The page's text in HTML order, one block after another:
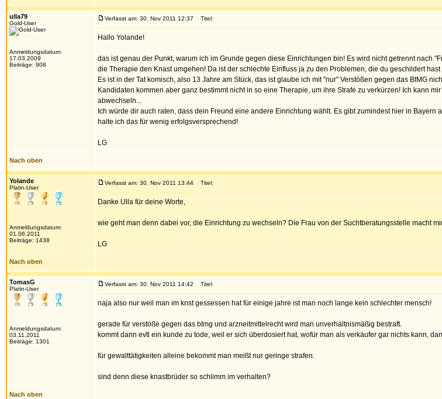
ulla79
Gold-User
Anmeldungsdatum:
17.03.2009
Beiträge: 908
Verfasst am: 30. Nov 2011 12:37 Titel:
Hallo Yolande!
das ist genau der Punkt, warum ich im Grunde gegen diese Einrichtungen bin! Es wird nicht getrennt
die Therapie den Knast umgehen! Da ist der schlechte Einfluss ja zu den Problemen, die du geschildert
Es ist in der Tat komisch, also 13 Jahre am Stück, das ist glaube ich mit "nur" Verstößen gegen das BtMG
Kandidaten kommen aber ganz bestimmt nicht in so eine Therapie, um ihre Strafe zu verkürzen! Ich kann
abwechseln...
Ich würde dir auch raten, dass dein Freund eine andere Einrichtung wählt. Es gibt zumindest hier in
halte ich das für wenig erfolgsversprechend!
LG
Nach oben
Yolande
Platin-User
Anmeldungsdatum:
01.06.2011
Beiträge: 1438
Verfasst am: 30. Nov 2011 13:44 Titel:
Danke Ulla für deine Worte,
wie geht man denn dabei vor, die Einrichtung zu wechseln? Die Frau von der Suchtberatungsstelle macht
LG
Nach oben
TomasG
Platin-User
Anmeldungsdatum:
03.11.2011
Beiträge: 1301
Verfasst am: 30. Nov 2011 14:42 Titel:
naja also nur weil man im knst gessessen hat für einige jahre ist man noch lange kein schlechter mensch!
gerade für verstöße gegen das btmg und arzneitmittelrecht wird man unverhältnismäßig bestraft.
kommt dann evtl ein kunde zu tode, weil er sich überdosiert hat, wofür man als verkäufer gar nichts kann,
für gewalttätigkeiten alleine bekommt man meißt nur geringe strafen.
sind denn diese knastbrüder so schlimm im verhalten?
Nach oben